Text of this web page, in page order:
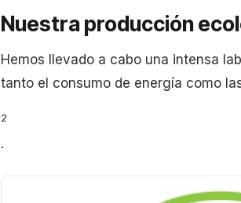
Nuestra producción
Hemos llevado a cabo una intensa
tanto el consumo de energía como
2
.